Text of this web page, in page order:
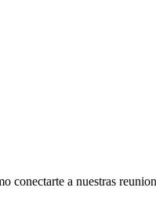
a nuestras